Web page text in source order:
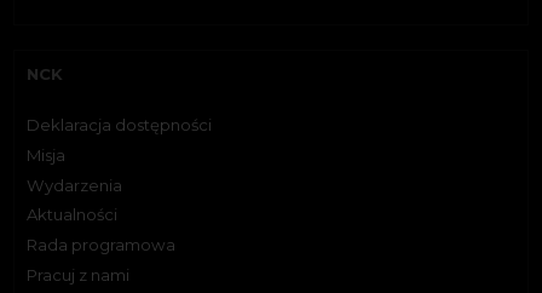
NCK
Deklaracja dostępności
Misja
Wydarzenia
Aktualności
Rada programowa
Pracuj z nami